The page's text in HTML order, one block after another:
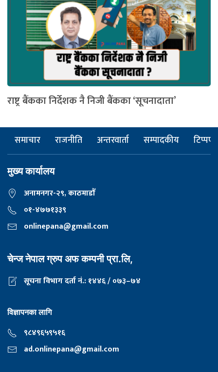
राष्ट्र बैंकका निर्देशक नै निजी बैंकका ‘सूचनादाता’
समाचार राजनीति अन्तरवार्ता सम्पादकीय टिप्पणी
मुख्य कार्यालय
अनामनगर-२९, काठमाडाैँ
०१-४७७१३३९
onlinepana@gmail.com
चेन्ज नेपाल ग्रुप अफ कम्पनी प्रा.लि,
सूचना विभाग दर्ता नं.: १४४६ / ०७३–७४
विज्ञापनका लागि
९८४९६५९५१६
ad.onlinepana@gmail.com